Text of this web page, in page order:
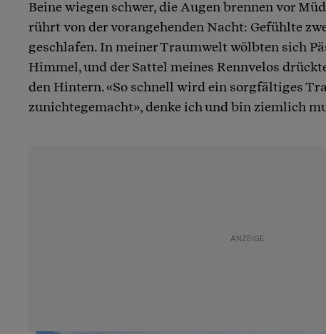
Beine wiegen schwer, die Augen brennen vor
rührt von der vorangehenden Nacht: Gefühlte
geschlafen. In meiner Traumwelt wölbten sich
Himmel, und der Sattel meines Rennvelos
den Hintern. «So schnell wird ein sorgfältiges
zunichtegemacht», denke ich und bin ziemlich